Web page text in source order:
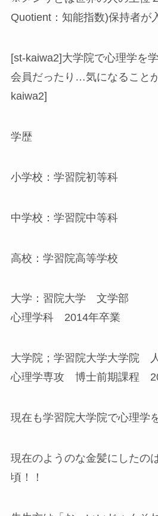
Quotient：知能指数)保持者が
[st-kaiwa2]大学院で心理学を
会員だったり…気になること
kaiwa2]
学歴
小学校：学習院初等科
中学校：学習院中等科
高校：学習院高等学校
大学：習院大学 文学部
心理学科 2014年卒業
大学院；学習院大学大学院
心理学専攻 博士前期課程
現在も学習院大学院で心理学
現在のようのな金髪にしたの
頃！！